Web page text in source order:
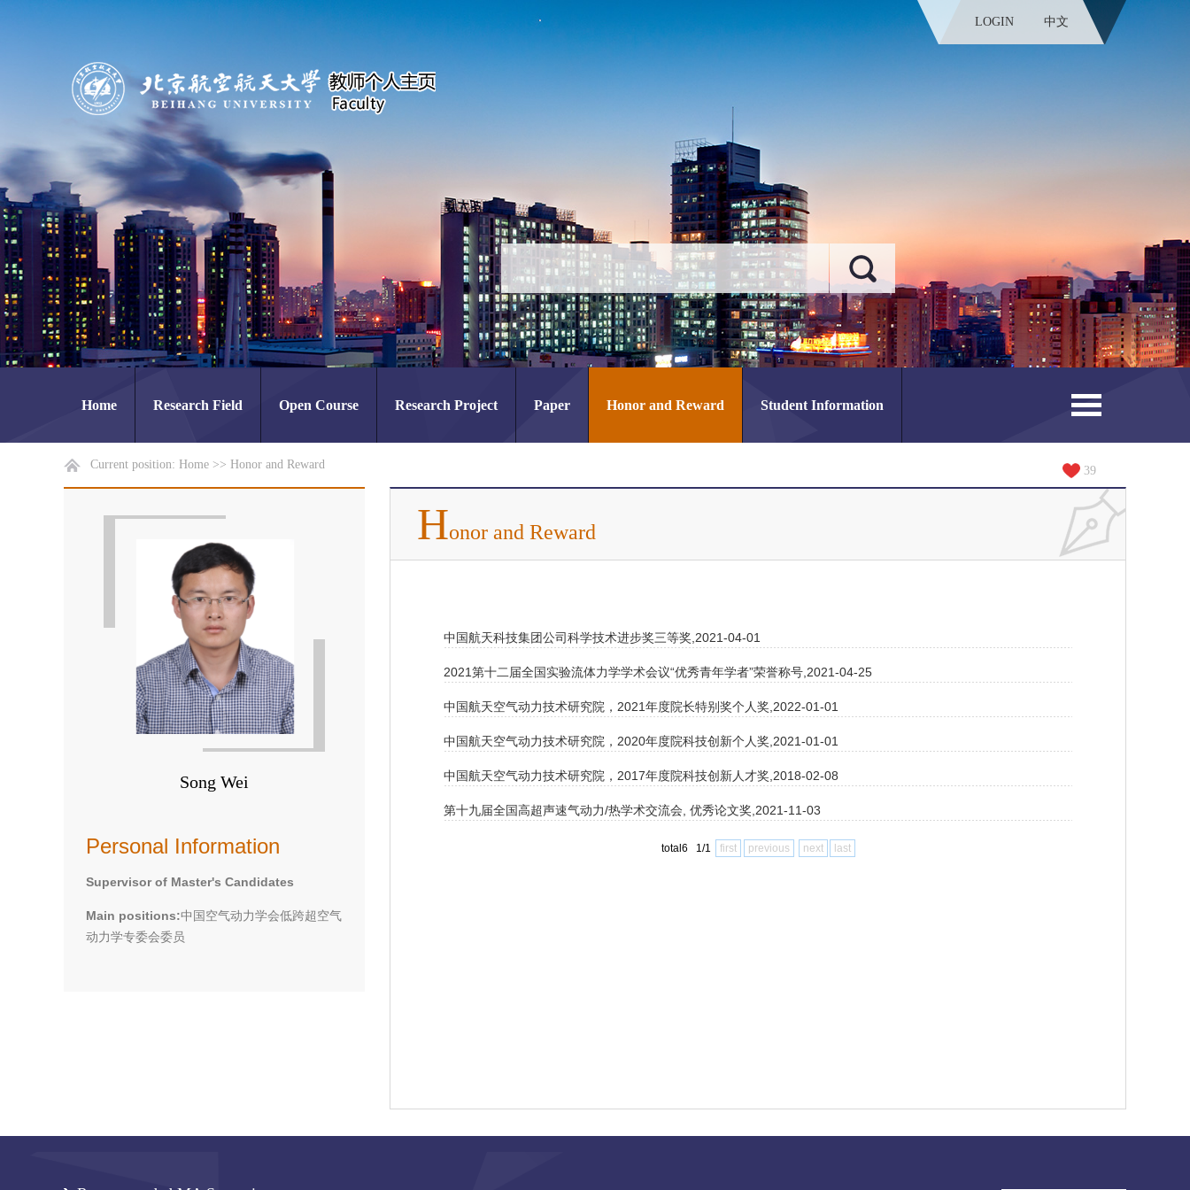
LOGIN 中文
Home Research Field Open Course Research Project Paper Honor and Reward Student Information
Current position: Home >> Honor and Reward 39
Song Wei
Personal Information
Supervisor of Master's Candidates
Main positions:中国空气动力学会低跨超空气
动力学专委会委员
Honor and Reward
中国航天科技集团公司科学技术进步奖三等奖,2021-04-01
2021第十二届全国实验流体力学学术会议“优秀青年学者”荣誉称号,2021-04-25
中国航天空气动力技术研究院，2021年度院长特别奖个人奖,2022-01-01
中国航天空气动力技术研究院，2020年度院科技创新个人奖,2021-01-01
中国航天空气动力技术研究院，2017年度院科技创新人才奖,2018-02-08
第十九届全国高超声速气动力/热学术交流会, 优秀论文奖,2021-11-03
total6 1/1 first previous next last